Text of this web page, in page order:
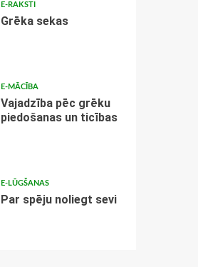
E-RAKSTI
Grēka sekas
E-MĀCĪBA
Vajadzība pēc grēku
piedošanas un ticības
E-LŪGŠANAS
Par spēju noliegt sevi